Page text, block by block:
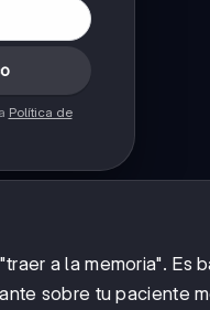
Política de
a la memoria".
sobre tu paciente